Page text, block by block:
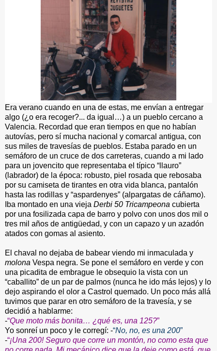
Era verano cuando en una de estas, me envían a entregar
algo (¿o era recoger?... da igual…) a un pueblo cercano a
Valencia. Recordad que eran tiempos en que no habían
autovías, pero sí mucha nacional y comarcal antigua, con
sus miles de travesías de pueblos. Estaba parado en un
semáforo de un cruce de dos carreteras, cuando a mi lado
para un jovencito que representaba el típico “llauro”
(labrador) de la época: robusto, piel rosada que rebosaba
por su camiseta de tirantes en otra vida blanca, pantalón
hasta las rodillas y “aspardenyes” (alpargatas de cáñamo).
Iba montado en una vieja Derbi 50 Tricampeona cubierta
por una fosilizada capa de barro y polvo con unos dos mil o
tres mil años de antigüedad, y con un capazo y un azadón
atados con gomas al asiento.
El chaval no dejaba de babear viendo mi inmaculada y
molona Vespa negra. Se pone el semáforo en verde y con
una picadita de embrague le obsequio la vista con un
“caballito” de un par de palmos (nunca he ido más lejos) y lo
dejo aspirando el olor a Castrol quemado. Un poco más allá
tuvimos que parar en otro semáforo de la travesía, y se
decidió a hablarme:
-“Que moto más bonita… ¿qué es, una 125?”
Yo sonreí un poco y le corregí: -“No, no, es una 200”
-“¡Una 200! Seguro que corre un montón, no como esta que